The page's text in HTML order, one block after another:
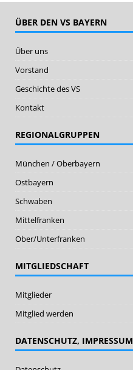
ÜBER DEN VS BAYERN
Über uns
Vorstand
Geschichte des VS
Kontakt
REGIONALGRUPPEN
München / Oberbayern
Ostbayern
Schwaben
Mittelfranken
Ober/Unterfranken
MITGLIEDSCHAFT
Mitglieder
Mitglied werden
DATENSCHUTZ, IMPRESSUM